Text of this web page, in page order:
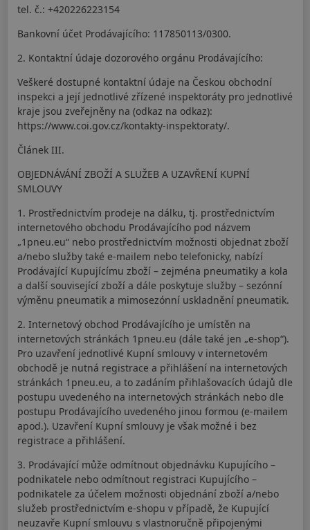
tel. č.: +420226223154
Bankovní účet Prodávajícího: 117850113/0300.
2. Kontaktní údaje dozorového orgánu Prodávajícího:
Veškeré dostupné kontaktní údaje na Českou obchodní
inspekci a její jednotlivé zřízené inspektoráty pro jednotlivé
kraje jsou zveřejněny na (odkaz na odkaz):
https://www.coi.gov.cz/kontakty-inspektoraty/.
Článek III.
OBJEDNÁVÁNÍ ZBOŽÍ A SLUŽEB A UZAVŘENÍ KUPNÍ
SMLOUVY
1. Prostřednictvím prodeje na dálku, tj. prostřednictvím
internetového obchodu Prodávajícího pod názvem
„1pneu.eu“ nebo prostřednictvím možnosti objednat zboží
a/nebo služby také e-mailem nebo telefonicky, nabízí
Prodávající Kupujícímu zboží – zejména pneumatiky a kola
a další související zboží a dále poskytuje služby – sezónní
výměnu pneumatik a mimosezónní uskladnění pneumatik.
2. Internetový obchod Prodávajícího je umístěn na
internetových stránkách 1pneu.eu (dále také jen „e-shop“).
Pro uzavření jednotlivé Kupní smlouvy v internetovém
obchodě je nutná registrace a přihlášení na internetových
stránkách 1pneu.eu, a to zadáním přihlašovacích údajů dle
postupu uvedeného na internetových stránkách nebo dle
postupu Prodávajícího uvedeného jinou formou (e-mailem
apod.). Uzavření Kupní smlouvy je však možné i bez
registrace a přihlášení.
3. Prodávající může odmítnout objednávku Kupujícího –
podnikatele nebo odmítnout registraci Kupujícího –
podnikatele za účelem možnosti objednání zboží a/nebo
služeb prostřednictvím e-shopu v případě, že Kupující
neuzavře Kupní smlouvu s vlastnoručně připojenými